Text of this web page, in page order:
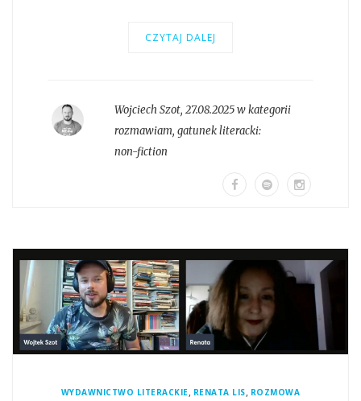
CZYTAJ DALEJ
Wojciech Szot, 27.08.2025 w kategorii
rozmawiam, gatunek literacki:
non-fiction
WYDAWNICTWO LITERACKIE, RENATA LIS, ROZMOWA